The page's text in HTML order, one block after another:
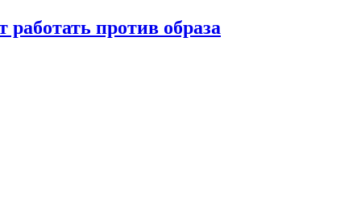
против образа